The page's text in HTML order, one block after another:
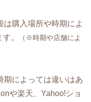
は購入場所や時期によ
。
（※時期や店舗によ
期によっては違いはあ
や楽天、Yahoo!ショ